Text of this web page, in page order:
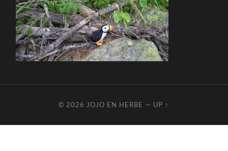
© 2026 JOJO EN HERBE — UP ↑